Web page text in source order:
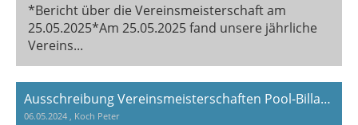
*Bericht über die Vereinsmeisterschaft am
25.05.2025*Am 25.05.2025 fand unsere jährliche
Vereins...
Ausschreibung Vereinsmeisterschaften Pool-Billard 2024
06.05.2024 , Koch Peter